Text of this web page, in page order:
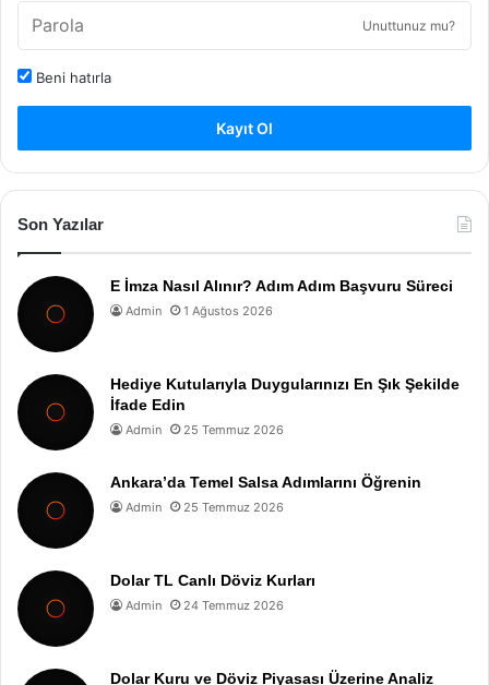
Unuttunuz mu?
Beni hatırla
Kayıt Ol
Son Yazılar
E İmza Nasıl Alınır? Adım Adım Başvuru Süreci
Admin 1 Ağustos 2026
Hediye Kutularıyla Duygularınızı En Şık Şekilde
İfade Edin
Admin 25 Temmuz 2026
Ankara’da Temel Salsa Adımlarını Öğrenin
Admin 25 Temmuz 2026
Dolar TL Canlı Döviz Kurları
Admin 24 Temmuz 2026
Dolar Kuru ve Döviz Piyasası Üzerine Analiz